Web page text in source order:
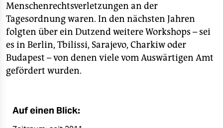
Menschenrechtsverletzungen an der
Tagesordnung waren. In den nächsten Jahren
folgten über ein Dutzend weitere Workshops – sei
es in Berlin, Tbilissi, Sarajevo, Charkiw oder
Budapest – von denen viele vom Auswärtigen Amt
gefördert wurden.
Auf einen Blick: